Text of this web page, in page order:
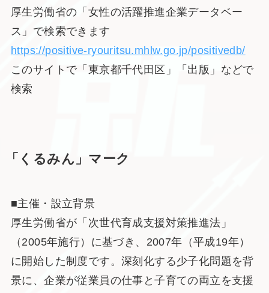
厚生労働省の「女性の活躍推進企業データベー
ス」で検索できます
https://positive-ryouritsu.mhlw.go.jp/positivedb/
このサイトで「東京都千代田区」「出版」などで
検索
「くるみん」マーク
■主催・設立背景
厚生労働省が「次世代育成支援対策推進法」
（2005年施行）に基づき、2007年（平成19年）
に開始した制度です。深刻化する少子化問題を背
景に、企業が従業員の仕事と子育ての両立を支援